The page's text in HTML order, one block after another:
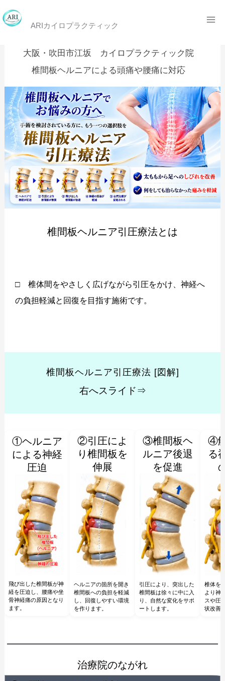
容
ッ
プ
ARIカイロプラクティック
大阪・吹田市江坂 カイロプラクティック院
椎間板ヘルニアによる頭痛や腰痛に対応
椎間板ヘルニア引圧療法とは
□ 椎体間をやさしく広げながら引圧をかけ、神経へ
の負担軽減と回復を目指す施術です。
椎間板ヘルニア引圧療法 [図解]
右へスライド⇒
①ヘルニア
による神経
圧迫
飛び出した椎間板が神
経を圧迫し、腰痛や坐
骨神経痛の原因となり
ます。
②引圧によ
り椎間板を
伸展
ヘルニアの箇所を開き
椎間板への負担を軽減
し、回復しやすい環境
を作ります。
③椎間板ヘ
ルニア後退
を促進
引圧により、突出した
椎間板は徐々に中に入
り、自然な変化をサポ
ートします。
④
る
椎体を
より神
スや圧
状改善
治療院のながれ